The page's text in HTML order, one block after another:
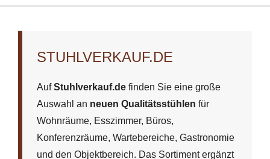
STUHLVERKAUF.DE
AufStuhlverkauf.de finden Sie eine große
Auswahl an neuen Qualitätsstühlen für
Wohnräume, Esszimmer, Büros,
Konferenzräume, Wartebereiche, Gastronomie
und den Objektbereich. Das Sortiment ergänzt